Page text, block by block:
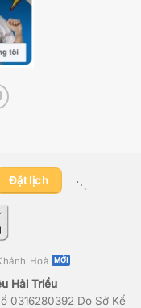
Đặt lịch ⋱
Hoà
Hải Triều
0316280392 Do Sở Kế